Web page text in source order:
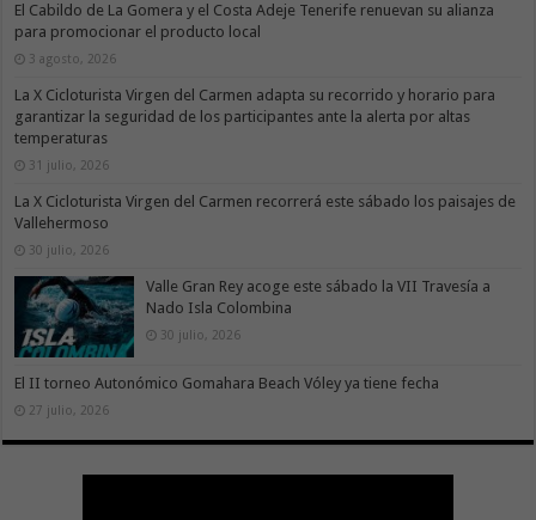
El Cabildo de La Gomera y el Costa Adeje Tenerife renuevan su alianza
para promocionar el producto local
3 agosto, 2026
La X Cicloturista Virgen del Carmen adapta su recorrido y horario para
garantizar la seguridad de los participantes ante la alerta por altas
temperaturas
31 julio, 2026
La X Cicloturista Virgen del Carmen recorrerá este sábado los paisajes de
Vallehermoso
30 julio, 2026
Valle Gran Rey acoge este sábado la VII Travesía a
Nado Isla Colombina
30 julio, 2026
El II torneo Autonómico Gomahara Beach Vóley ya tiene fecha
27 julio, 2026